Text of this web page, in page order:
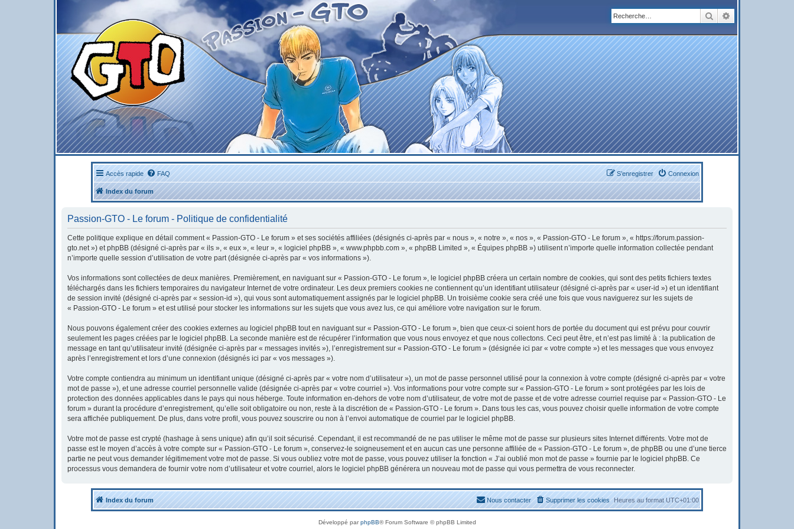
Rechercher
Accès rapide FAQ Connexion
S’enregistrer
Index du forum
Passion-GTO - Le forum - Politique de confidentialité
Cette politique explique en détail comment « Passion-GTO - Le forum » et ses sociétés affiliées (désignés ci-après par « nous », « notre », « nos », « Passion-GTO - Le forum », « https://forum.passion-
gto.net ») et phpBB (désigné ci-après par « ils », « eux », « leur », « logiciel phpBB », « www.phpbb.com », « phpBB Limited », « Équipes phpBB ») utilisent n’importe quelle information collectée pendant
n’importe quelle session d’utilisation de votre part (désignée ci-après par « vos informations »).
Vos informations sont collectées de deux manières. Premièrement, en naviguant sur « Passion-GTO - Le forum », le logiciel phpBB créera un certain nombre de cookies, qui sont des petits fichiers textes
téléchargés dans les fichiers temporaires du navigateur Internet de votre ordinateur. Les deux premiers cookies ne contiennent qu’un identifiant utilisateur (désigné ci-après par « user-id ») et un identifiant
de session invité (désigné ci-après par « session-id »), qui vous sont automatiquement assignés par le logiciel phpBB. Un troisième cookie sera créé une fois que vous naviguerez sur les sujets de
« Passion-GTO - Le forum » et est utilisé pour stocker les informations sur les sujets que vous avez lus, ce qui améliore votre navigation sur le forum.
Nous pouvons également créer des cookies externes au logiciel phpBB tout en naviguant sur « Passion-GTO - Le forum », bien que ceux-ci soient hors de portée du document qui est prévu pour couvrir
seulement les pages créées par le logiciel phpBB. La seconde manière est de récupérer l’information que vous nous envoyez et que nous collectons. Ceci peut être, et n’est pas limité à : la publication de
message en tant qu’utilisateur invité (désignée ci-après par « messages invités »), l’enregistrement sur « Passion-GTO - Le forum » (désignée ici par « votre compte ») et les messages que vous envoyez
après l’enregistrement et lors d’une connexion (désignés ici par « vos messages »).
Votre compte contiendra au minimum un identifiant unique (désigné ci-après par « votre nom d’utilisateur »), un mot de passe personnel utilisé pour la connexion à votre compte (désigné ci-après par « votre
mot de passe »), et une adresse courriel personnelle valide (désignée ci-après par « votre courriel »). Vos informations pour votre compte sur « Passion-GTO - Le forum » sont protégées par les lois de
protection des données applicables dans le pays qui nous héberge. Toute information en-dehors de votre nom d’utilisateur, de votre mot de passe et de votre adresse courriel requise par « Passion-GTO - Le
forum » durant la procédure d’enregistrement, qu’elle soit obligatoire ou non, reste à la discrétion de « Passion-GTO - Le forum ». Dans tous les cas, vous pouvez choisir quelle information de votre compte
sera affichée publiquement. De plus, dans votre profil, vous pouvez souscrire ou non à l’envoi automatique de courriel par le logiciel phpBB.
Votre mot de passe est crypté (hashage à sens unique) afin qu’il soit sécurisé. Cependant, il est recommandé de ne pas utiliser le même mot de passe sur plusieurs sites Internet différents. Votre mot de
passe est le moyen d’accès à votre compte sur « Passion-GTO - Le forum », conservez-le soigneusement et en aucun cas une personne affiliée de « Passion-GTO - Le forum », de phpBB ou une d’une tierce
partie ne peut vous demander légitimement votre mot de passe. Si vous oubliez votre mot de passe, vous pouvez utiliser la fonction « J’ai oublié mon mot de passe » fournie par le logiciel phpBB. Ce
processus vous demandera de fournir votre nom d’utilisateur et votre courriel, alors le logiciel phpBB générera un nouveau mot de passe qui vous permettra de vous reconnecter.
Index du forum Heures au formatUTC+01:00
Supprimer les cookies
Nous contacter
Développé parphpBB® Forum Software © phpBB Limited